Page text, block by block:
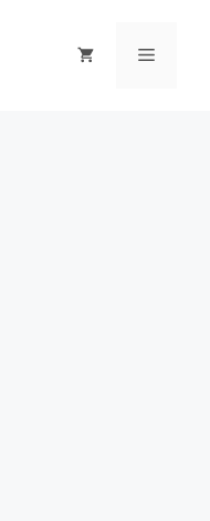
Menu